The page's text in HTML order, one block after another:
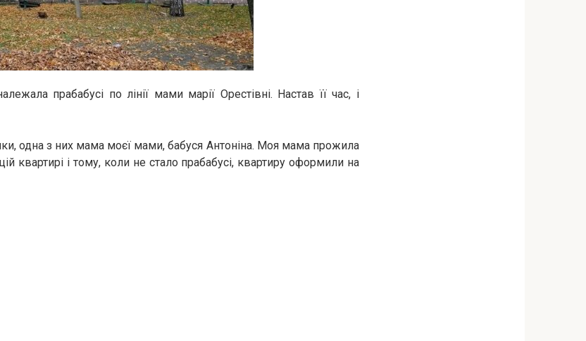
прабабусі по лінії мами марії Орестівні. Настав її час, і
одна з них мама моєї мами, бабуся Антоніна. Моя мама прожила
квартирі і тому, коли не стало прабабусі, квартиру оформили на